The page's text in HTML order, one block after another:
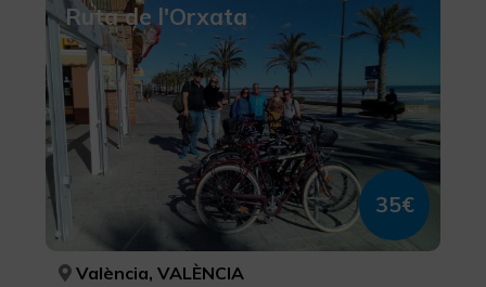
Ruta de l'Orxata
35€
València, VALÈNCIA